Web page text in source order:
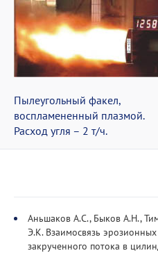
Пылеугольный факел,
воспламененный плазмой.
Расход угля – 2 т/ч.
Аньшаков А.С., Быков А.Н.,
Э.К. Взаимосвязь
закрученного потока в